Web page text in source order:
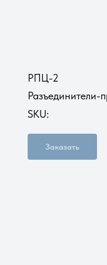
РПЦ-2
Разъединители-
SKU:
Заказать